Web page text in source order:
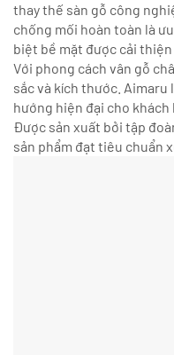
thay thế sàn gỗ công
chống mối hoàn toàn là
biệt bề mặt được cải
Với phong cách vân gỗ
sắc và kích thước.
hướng hiện đại cho khách
Được sản xuất bởi tập
sản phẩm đạt tiêu chuẩn